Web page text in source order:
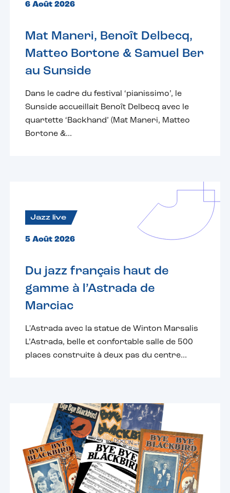
6 Août 2026
Mat Maneri, Benoît Delbecq,
Matteo Bortone & Samuel Ber
au Sunside
Dans le cadre du festival ‘pianissimo’, le
Sunside accueillait Benoît Delbecq avec le
quartette ‘Backhand’ (Mat Maneri, Matteo
Bortone &...
Jazz live
5 Août 2026
Du jazz français haut de
gamme à l’Astrada de
Marciac
L'Astrada avec la statue de Winton Marsalis
L’Astrada, belle et confortable salle de 500
places construite à deux pas du centre...